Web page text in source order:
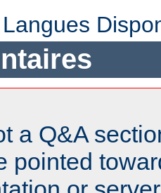
Langues
a Q&A
pointed